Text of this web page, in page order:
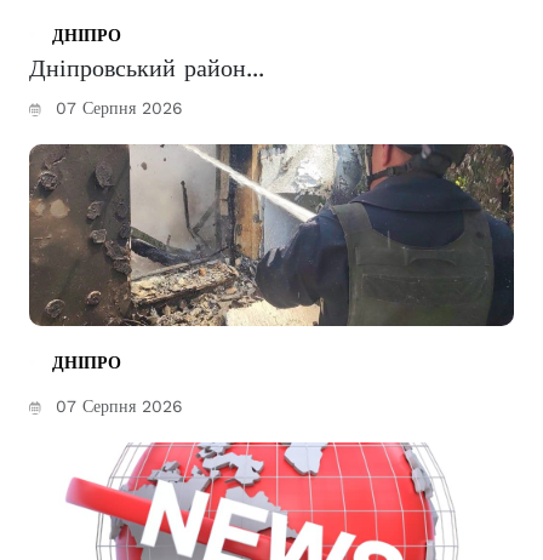
ДНІПРО
Дніпровський район...
07 Серпня 2026
ДНІПРО
07 Серпня 2026